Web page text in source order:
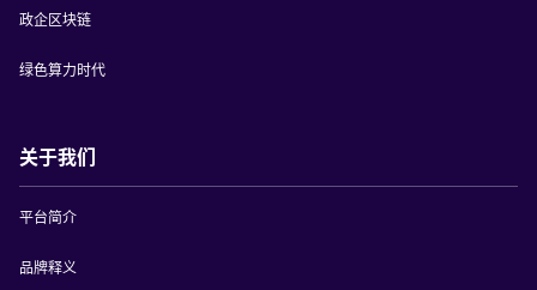
政企区块链
绿色算力时代
关于我们
平台简介
品牌释义